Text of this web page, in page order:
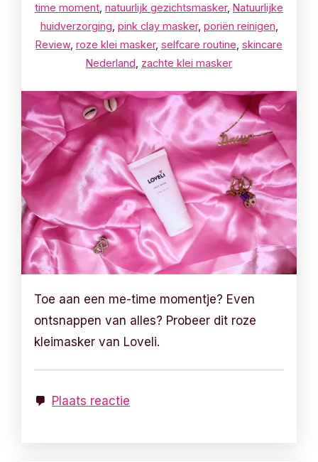
time moment natuurlijk gezichtsmasker, Natuurlijke
huidverzorging pink clay masker, poriën reinigen
Review, roze klei masker, selfcare routine skincare
Nederland zachte klei masker
Toe aan een me-time momentje? Even
ontsnappen van alles? Probeer dit roze
kleimasker van Loveli.
Plaats reactie